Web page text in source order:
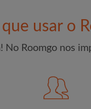
que usar o
Roomgo nos